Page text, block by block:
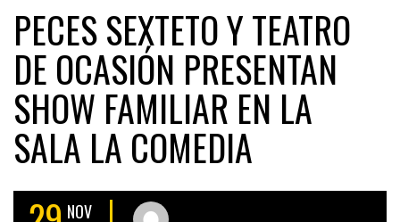
PECES SEXTETO Y TEATRO
DE OCASIÓN PRESENTAN
SHOW FAMILIAR EN LA
SALA LA COMEDIA
NOV